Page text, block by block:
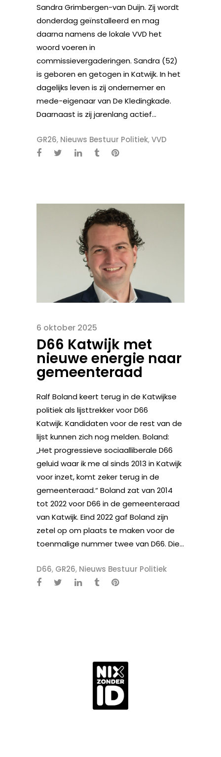
Sandra Grimbergen-van Duijn. Zij wordt
donderdag geïnstalleerd en mag
daarna namens de lokale VVD het
woord voeren in
commissievergaderingen. Sandra (52)
is geboren en getogen in Katwijk. In het
dagelijks leven is zij ondernemer en
mede-eigenaar van De Kledingkade.
Daarnaast is zij jarenlang actief...
GR26, Nieuws Bestuur Politiek,VVD
6 oktober 2025
D66 Katwijk met
nieuwe energie naar
gemeenteraad
Ralf Boland keert terug in de Katwijkse
politiek als lijsttrekker voor D66
Katwijk. Kandidaten voor de rest van de
lijst kunnen zich nog melden. Boland:
„Het progressieve sociaalliberale D66
geluid waar ik me al sinds 2013 in Katwijk
voor inzet, komt zeker terug in de
gemeenteraad.“ Boland zat van 2014
tot 2022 voor D66 in de gemeenteraad
van Katwijk. Eind 2022 gaf Boland zijn
zetel op om plaats te maken voor de
toenmalige nummer twee van D66. Die...
D66, GR26, Nieuws Bestuur Politiek